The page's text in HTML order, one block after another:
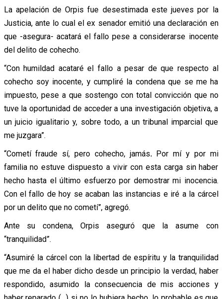
La apelación de Orpis fue desestimada este jueves por la
Justicia, ante lo cual el ex senador emitió una declaración en
que -asegura- acatará el fallo pese a considerarse inocente
del delito de cohecho.
“Con humildad acataré el fallo a pesar de que respecto al
cohecho soy inocente, y cumpliré la condena que se me ha
impuesto, pese a que sostengo con total convicción que no
tuve la oportunidad de acceder a una investigación objetiva, a
un juicio igualitario y, sobre todo, a un tribunal imparcial que
me juzgara”.
“Cometí fraude sí, pero cohecho, jamás. Por mí y por mi
familia no estuve dispuesto a vivir con esta carga sin haber
hecho hasta el último esfuerzo por demostrar mi inocencia.
Con el fallo de hoy se acaban las instancias e iré a la cárcel
por un delito que no cometí”, agregó.
Ante su condena, Orpis aseguró que la asume con
“tranquilidad”.
“Asumiré la cárcel con la libertad de espíritu y la tranquilidad
que me da el haber dicho desde un principio la verdad, haber
respondido, asumido la consecuencia de mis acciones y